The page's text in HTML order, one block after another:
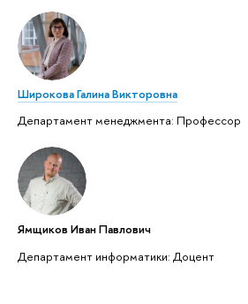
Широкова Галина Викторовна
Департамент менеджмента: Профессор
Ямщиков Иван Павлович
Департамент информатики: Доцент